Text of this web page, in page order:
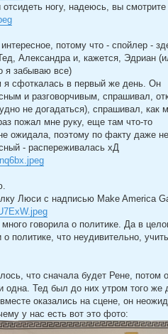
ногу, надеюсь, вы смотрите
потому что - спойлер -
Александра и, кажется, Эдриан
я забываю все)
я сфоткалась в первый же день. Он
и разговорчивым, спрашивал,
не догадаться), спрашивал, как
пожал мне руку, еще там что-то
ожидала, поэтому по факту даже не
- распереживалась хД
Люси с надписью Make America
говорила о политике. Да в
политике, что неудивительно,
что сначала будет Рене, потом
Тед был до них утром того же
оказались на сцене, он
у нас есть вот это фото: